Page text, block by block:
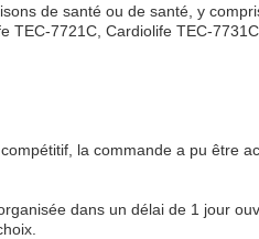
de santé ou de santé, y
TEC-7721C, Cardiolife TEC-
la commande a pu être
dans un délai de 1 jour